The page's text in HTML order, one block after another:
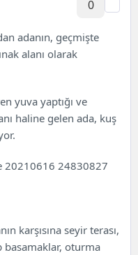
0
adanın, geçmişte
alanı olarak
yuva yaptığı ve
haline gelen ada, kuş
karşısına seyir terası,
basamaklar, oturma